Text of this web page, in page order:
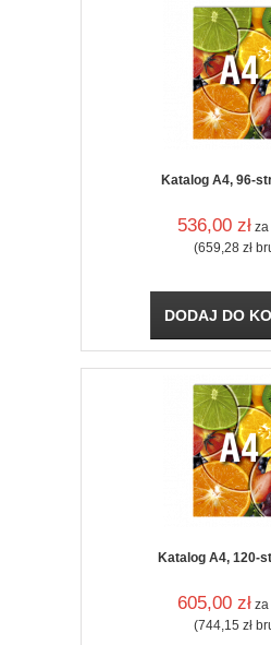
Katalog A4, 96-
536,00 zł za
(659,28 zł
DODAJ DO
Katalog A4, 120-
605,00 zł za
(744,15 zł